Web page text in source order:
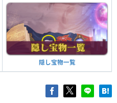
隠し宝物一覧